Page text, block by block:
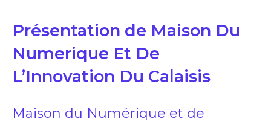
Présentation de Maison Du
Numerique Et De
L’Innovation Du Calaisis
Maison du Numérique et de